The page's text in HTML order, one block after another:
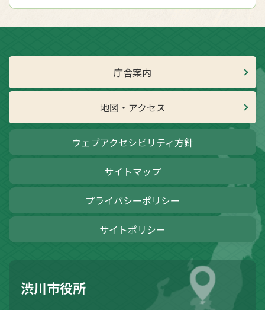
庁舎案内
地図・アクセス
ウェブアクセシビリティ方針
サイトマップ
プライバシーポリシー
サイトポリシー
渋川市役所